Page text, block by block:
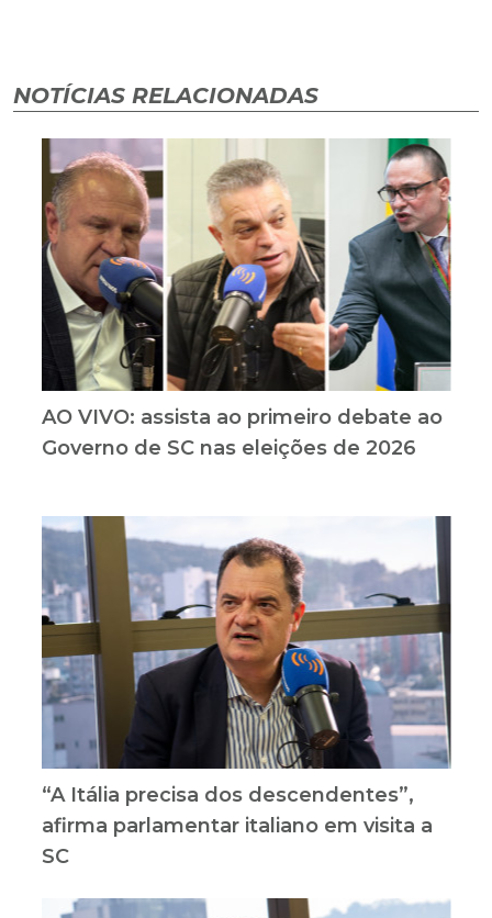
NOTÍCIAS RELACIONADAS
AO VIVO: assista ao primeiro debate ao
Governo de SC nas eleições de 2026
“A Itália precisa dos descendentes”,
afirma parlamentar italiano em visita a
SC